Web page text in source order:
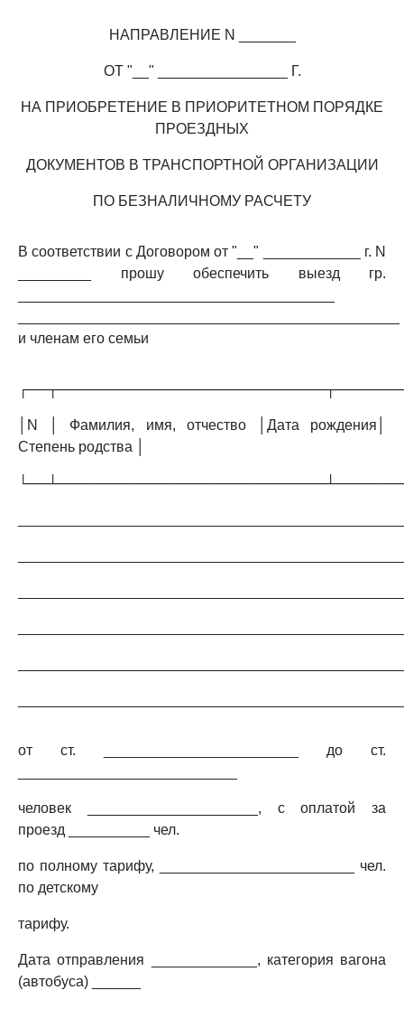
НАПРАВЛЕНИЕ N _______
ОТ "__" ________________ Г.
НА ПРИОБРЕТЕНИЕ В ПРИОРИТЕТНОМ ПОРЯДКЕ
ПРОЕЗДНЫХ
ДОКУМЕНТОВ В ТРАНСПОРТНОЙ ОРГАНИЗАЦИИ
ПО БЕЗНАЛИЧНОМУ РАСЧЕТУ
В соответствии с Договором от "__" ____________ г. N
_________ прошу обеспечить выезд гр.
и членам его семьи
│N │ Фамилия, имя, отчество │Дата рождения│
Степень родства │
от ст. ________________________ до ст.
человек _____________________, с оплатой за
проезд __________ чел.
по полному тарифу, ________________________ чел.
по детскому
тарифу.
Дата отправления _____________, категория вагона
(автобуса) ______